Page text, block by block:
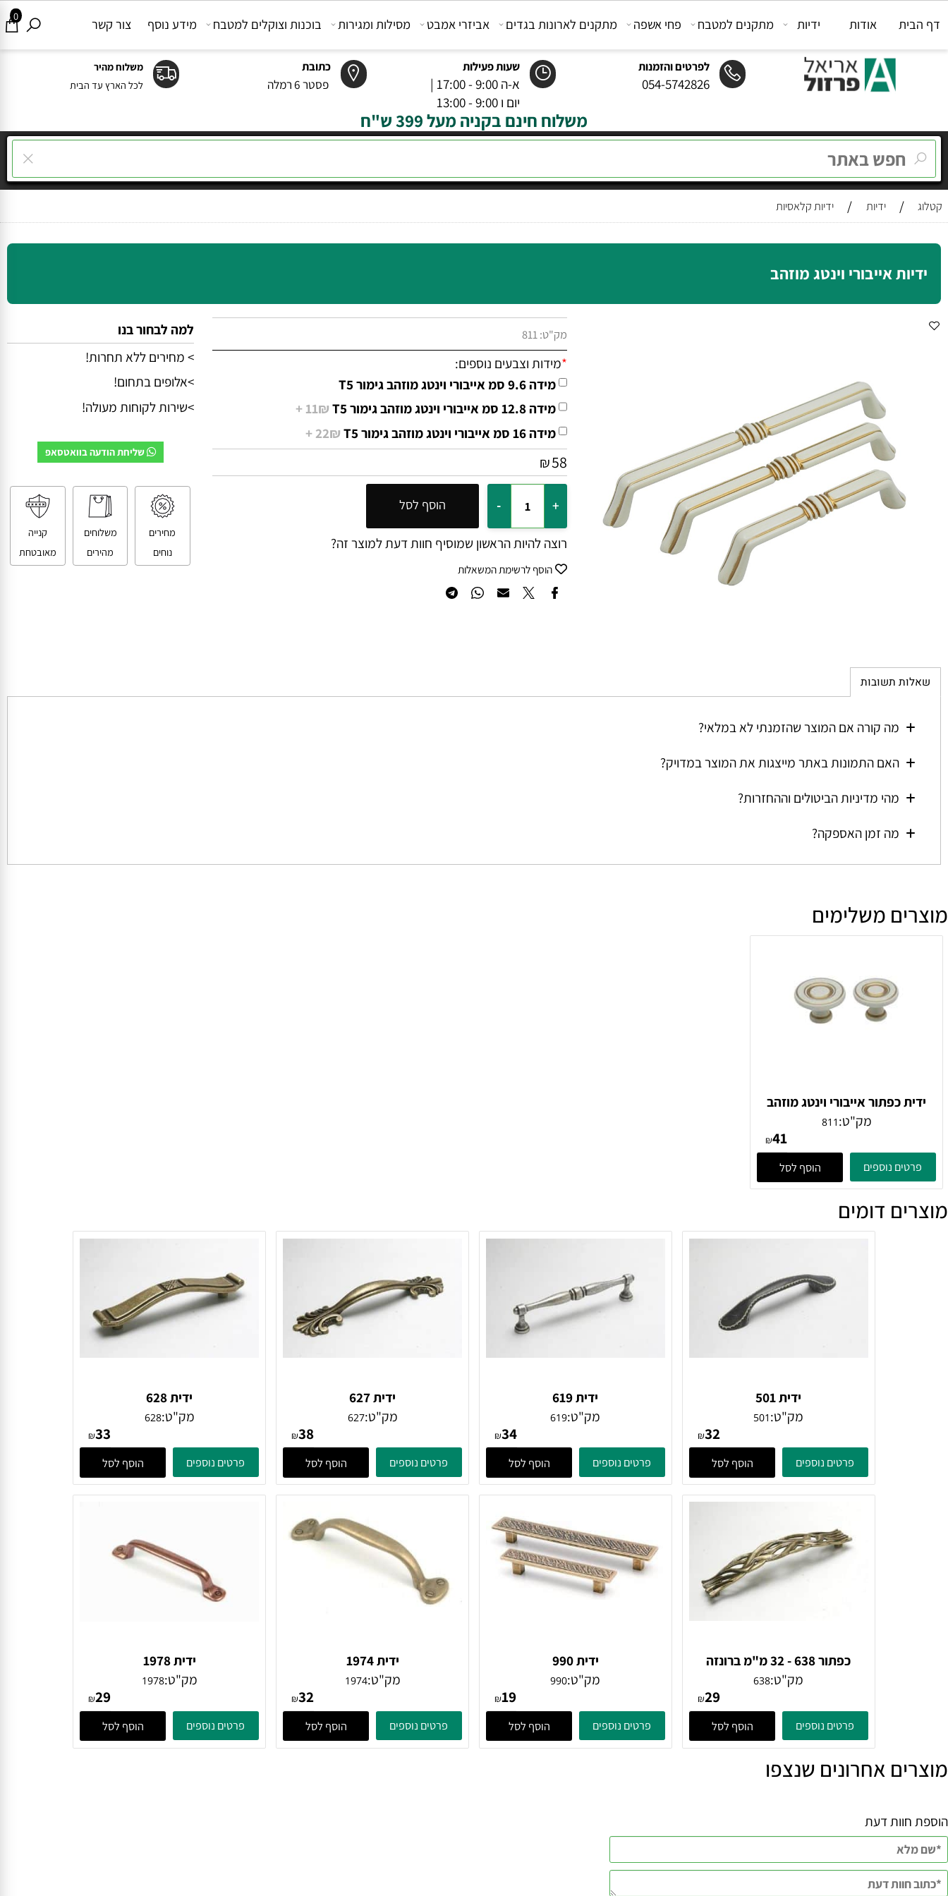
לפרטים והזמנות
054-5742826
שעות פעילות
א-ה 9:00 - 17:00 |
יום ו 9:00 - 13:00
כתובת
פסטר 6 רמלה
משלוח מהיר
לכל הארץ עד הבית
0 אודות ידיות מתקנים למטבח פחי אשפה מתקנים לארונות בגדים אביזרי אמבט מסילות ומגירות בוכנות וצוקלים למטבח מידע נוסף צור קשר
משלוח חינם בקניה מעל 399 ש"ח
/ ידיות / ידיות קלאסיות
אייבורי וינטג מוזהב
מק"ט:811
מידות וצבעים נוספים:
מידה 9.6 סמ אייבורי וינטג מוזהב גימור T5
מידה 12.8 סמ אייבורי וינטג מוזהב גימור T5
11₪ +
מידה 16 סמ אייבורי וינטג מוזהב גימור T5
22₪ +
₪
הוסף לסל
רוצה להיות הראשון שמוסיף חוות דעת למוצר זה?
הוסף לרשימת המשאלות
למה לבחור בנו
>אלופים בתחום!
מחירים משלוחים קנייה
מה קורה אם המוצר שהזמנתי לא במלאי?
האם התמונות באתר מייצגות את המוצר במדויק?
מהי מדיניות הביטולים וההחזרות?
מה זמן האספקה?
כפתור אייבורי וינטג מוזהב
Giusti
מק"ט:811
₪41
נוספים הוסף לסל
ידית 501
מק"ט:501
₪32
ידית 619
מק"ט:619
₪34
הוסף לסל
ידית 627
מק"ט:627
₪38
הוסף לסל
ידית 628
מק"ט: 628
₪33
כפתור 638 - 32 מ"מ ברונזה
פירנצה
מק"ט:638
ידית 990
מק"ט:990
ידית 1974
מק"ט:1974
ידית 1978
מק"ט:1978
אחרונים שנצפו